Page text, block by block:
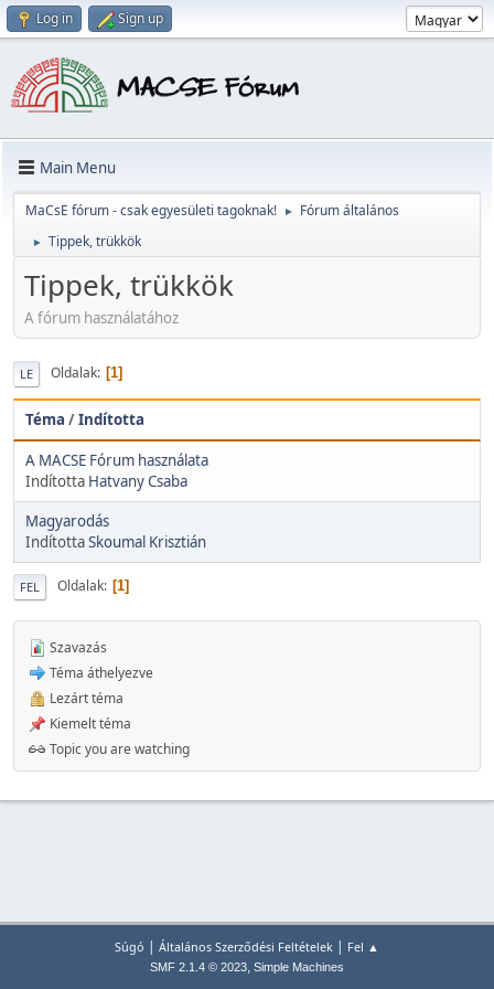
Log in Sign up
Main Menu
MaCsE fórum - csak egyesületi tagoknak! ► Fórum általános
► Tippek, trükkök
Tippek, trükkök
A fórum használatához
LE Oldalak 1
Téma /Indította
A MACSE Fórum használata
Indította Hatvany Csaba
Magyarodás
IndítottaSkoumal Krisztián
FEL Oldalak 1
Szavazás
Téma áthelyezve
Lezárt téma
Kiemelt téma
Topic you are watching
Súgó | Általános Szerződési Feltételek | Fel ▲
SMF 2.1.4 © 2023, Simple Machines